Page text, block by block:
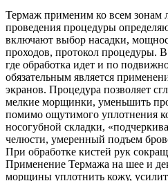
Термаж применим ко всем зонам
проведения процедуры
включают выбор насадки,
проходов, протокол процедуры.
где обработка идет и по
обязательным является
экранов. Процедура позволяет
мелкие морщинки, уменьшить
помимо ощутимого уплотнения
носогубной складки,
челюсти, умеренный подъем
При обработке кистей рук
Применение Термажа на шее и
морщины уплотнить кожу,